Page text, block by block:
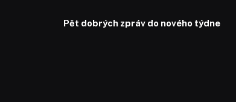
Pět dobrých zpráv do nového týdne